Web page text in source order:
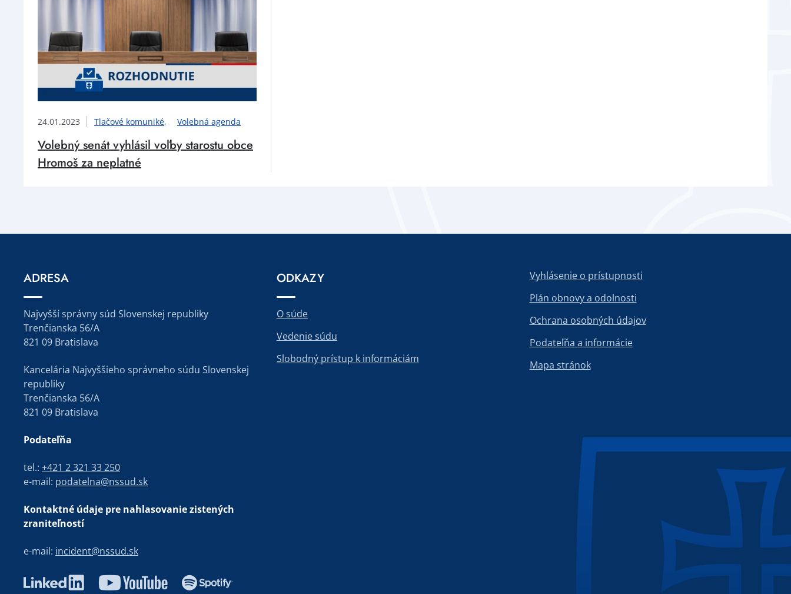
24.01.2023 Tlačové komuniké Volebná agenda
Volebný senát vyhlásil voľby starostu obce
Hromoš za neplatné
ADRESA
Najvyšší správny súd Slovenskej republiky
Trenčianska 56/A
821 09 Bratislava
Kancelária Najvyššieho správneho súdu Slovenskej
republiky
Trenčianska 56/A
821 09 Bratislava
Podateľňa
tel.: +421 2 321 33 250
e-mail: podatelna@nssud.sk
Kontaktné údaje pre nahlasovanie zistených
zraniteľností
e-mail: incident@nssud.sk
ODKAZY
O súde
Vedenie súdu
Slobodný prístup k informáciám
Vyhlásenie o prístupnosti
Plán obnovy a odolnosti
Ochrana osobných údajov
Podateľňa a informácie
Mapa stránok